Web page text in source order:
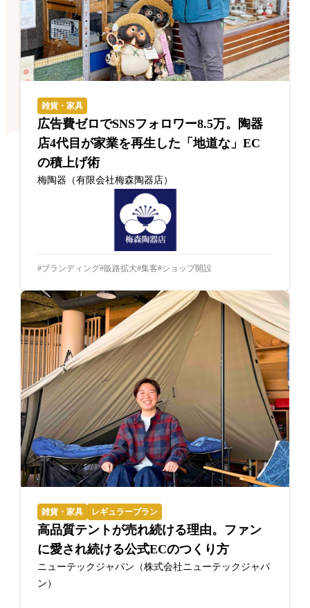
雑貨・家具
広告費ゼロでSNSフォロワー8.5万。陶器
店4代目が家業を再生した「地道な」EC
の積上げ術
梅陶器（有限会社梅森陶器店）
ブランディング 販路拡大 集客 ショップ開設
雑貨・家具 レギュラープラン
高品質テントが売れ続ける理由。ファン
に愛され続ける公式ECのつくり方
ニューテックジャパン（株式会社ニューテックジャパ
ン）